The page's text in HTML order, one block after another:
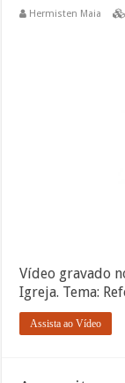
Hermisten Maia
Vídeo gravado
Igreja. Tema:
Assista ao Vídeo